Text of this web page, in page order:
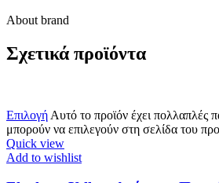
About brand
Σχετικά προϊόντα
Επιλογή Αυτό το προϊόν έχει πολλαπλές
μπορούν να επιλεγούν στη σελίδα του
Quick view
Add to wishlist